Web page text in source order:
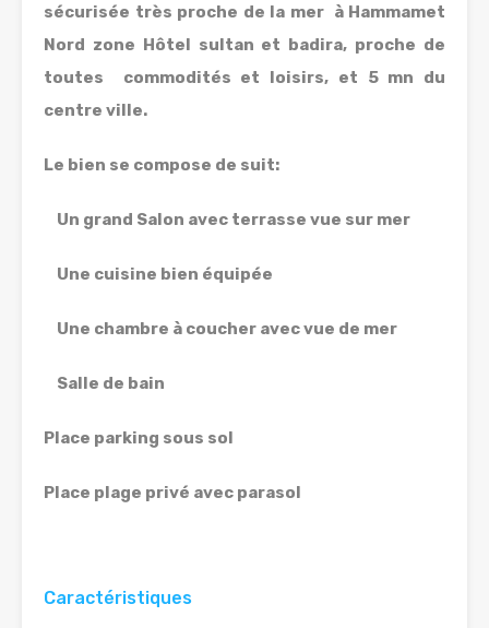
sécurisée très proche de la mer à Hammamet
Nord zone Hôtel sultan et badira, proche de
toutes commodités et loisirs, et 5 mn du
centre ville.
Le bien se compose de suit:
Un grand Salon avec terrasse vue sur mer
Une cuisine bien équipée
Une chambre à coucher avec vue de mer
Salle de bain
Place parking sous sol
Place plage privé avec parasol
Caractéristiques